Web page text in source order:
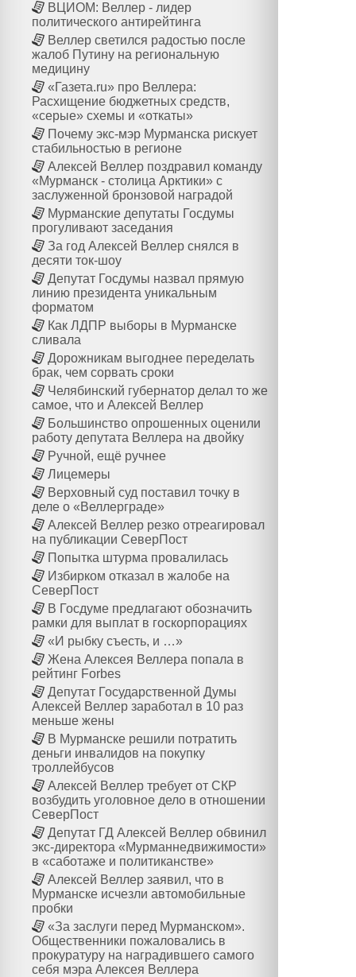
ВЦИОМ: Веллер - лидер
политического антирейтинга
Веллер светился радостью после
жалоб Путину на региональную
медицину
«Газета.ru» про Веллера:
Расхищение бюджетных средств,
«серые» схемы и «откаты»
Почему экс-мэр Мурманска рискует
стабильностью в регионе
Алексей Веллер поздравил команду
«Мурманск - столица Арктики» с
заслуженной бронзовой наградой
Мурманские депутаты Госдумы
прогуливают заседания
За год Алексей Веллер снялся в
десяти ток-шоу
Депутат Госдумы назвал прямую
линию президента уникальным
форматом
Как ЛДПР выборы в Мурманске
сливала
Дорожникам выгоднее переделать
брак, чем сорвать сроки
Челябинский губернатор делал то же
самое, что и Алексей Веллер
Большинство опрошенных оценили
работу депутата Веллера на двойку
Ручной, ещё ручнее
Лицемеры
Верховный суд поставил точку в
деле о «Веллерграде»
Алексей Веллер резко отреагировал
на публикации СеверПост
Попытка штурма провалилась
Избирком отказал в жалобе на
СеверПост
В Госдуме предлагают обозначить
рамки для выплат в госкорпорациях
«И рыбку съесть, и …»
Жена Алексея Веллера попала в
рейтинг Forbes
Депутат Государственной Думы
Алексей Веллер заработал в 10 раз
меньше жены
В Мурманске решили потратить
деньги инвалидов на покупку
троллейбусов
Алексей Веллер требует от СКР
возбудить уголовное дело в отношении
СеверПост
Депутат ГД Алексей Веллер обвинил
экс-директора «Мурманнедвижимости»
в «саботаже и политиканстве»
Алексей Веллер заявил, что в
Мурманске исчезли автомобильные
пробки
«За заслуги перед Мурманском».
Общественники пожаловались в
прокуратуру на наградившего самого
себя мэра Алексея Веллера